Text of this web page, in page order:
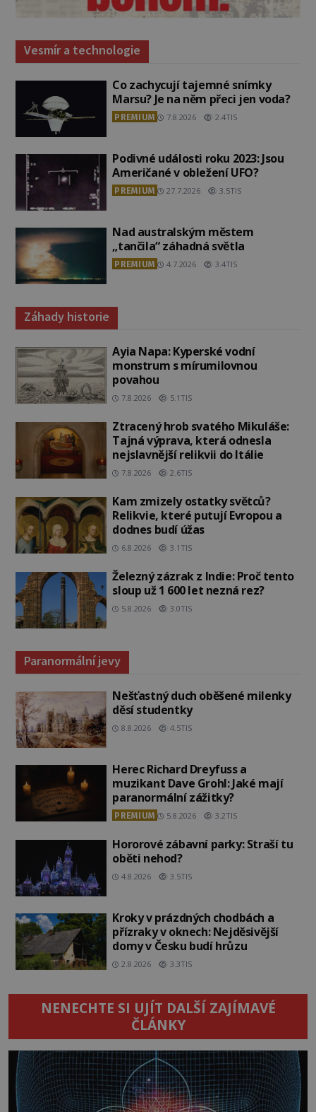
Vesmír a technologie
Co zachycují tajemné snímky
Marsu? Je na něm přeci jen voda?
PREMIUM 7.8.2026 2.4TIS
Podivné události roku 2023: Jsou
Američané v obležení UFO?
PREMIUM 27.7.2026 3.5TIS
Nad australským městem
„tančila“ záhadná světla
PREMIUM 4.7.2026 3.4TIS
Záhady historie
Ayia Napa: Kyperské vodní
monstrum s mírumilovnou
povahou
7.8.2026 5.1TIS
Ztracený hrob svatého Mikuláše:
Tajná výprava, která odnesla
nejslavnější relikvii do Itálie
7.8.2026 2.6TIS
Kam zmizely ostatky světců?
Relikvie, které putují Evropou a
dodnes budí úžas
6.8.2026 3.1TIS
Železný zázrak z Indie: Proč tento
sloup už 1 600 let nezná rez?
5.8.2026 3.0TIS
Paranormální jevy
Nešťastný duch oběšené milenky
děsí studentky
8.8.2026 4.5TIS
Herec Richard Dreyfuss a
muzikant Dave Grohl: Jaké mají
paranormální zážitky?
PREMIUM 5.8.2026 3.2TIS
Hororové zábavní parky: Straší tu
oběti nehod?
4.8.2026 3.5TIS
Kroky v prázdných chodbách a
přízraky v oknech: Nejděsivější
domy v Česku budí hrůzu
2.8.2026 3.3TIS
NENECHTE SI UJÍT DALŠÍ ZAJÍMAVÉ
ČLÁNKY